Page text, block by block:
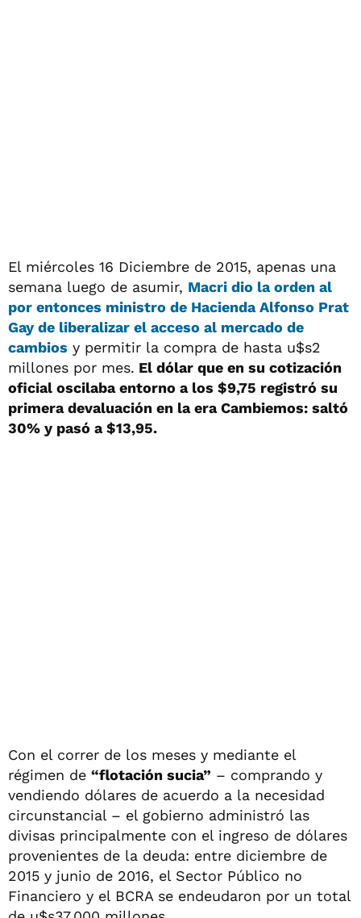
El miércoles 16 Diciembre de 2015, apenas una
semana luego de asumir, Macri dio la orden al
por entonces ministro de Hacienda Alfonso Prat
Gay de liberalizar el acceso al mercado de
cambios y permitir la compra de hasta u$s2
millones por mes. El dólar que en su cotización
oficial oscilaba entorno a los $9,75 registró su
primera devaluación en la era Cambiemos: saltó
30% y pasó a $13,95.
Con el correr de los meses y mediante el
régimen de “flotación sucia” – comprando y
vendiendo dólares de acuerdo a la necesidad
circunstancial – el gobierno administró las
divisas principalmente con el ingreso de dólares
provenientes de la deuda: entre diciembre de
2015 y junio de 2016, el Sector Público no
Financiero y el BCRA se endeudaron por un total